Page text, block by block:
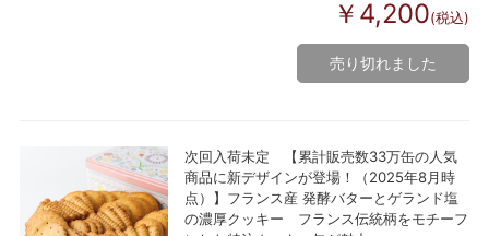
￥4,200(税込)
売り切れました
次回入荷未定 【累計販売数33万缶の人気
商品に新デザインが登場！（2025年8月時
点）】フランス産 発酵バターとゲランド塩
の濃厚クッキー フランス伝統柄をモチーフ